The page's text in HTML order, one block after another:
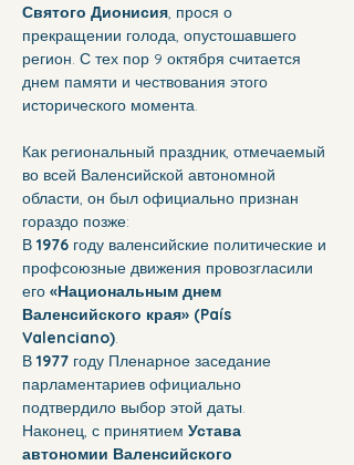
Святого Дионисия , прося о
прекращении голода, опустошавшего
регион. С тех пор 9 октября считается
днем памяти и чествования этого
исторического момента.
Как региональный праздник, отмечаемый
во всей Валенсийской автономной
области, он был официально признан
гораздо позже:
В 1976 году валенсийские политические и
профсоюзные движения провозгласили
его «Национальным днем
Валенсийского края» (País
Valenciano)
В 1977 году Пленарное заседание
парламентариев официально
подтвердило выбор этой даты.
Наконец, с принятием Устава
автономии Валенсийского